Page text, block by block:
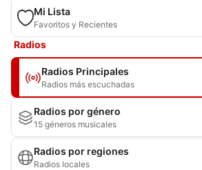
Mi Lista
Favoritos y Recientes
Radios
Radios Principales
Radios más escuchadas
Radios por género
15 géneros musicales
Radios por regiones
Radios locales